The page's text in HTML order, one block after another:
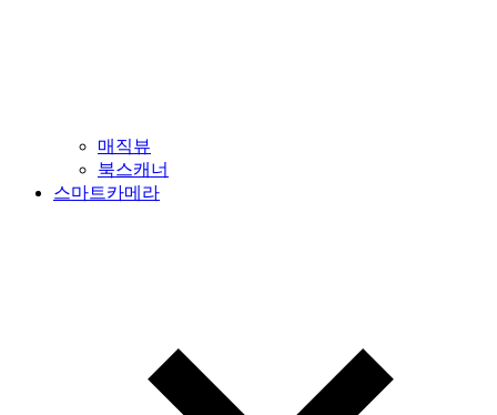
매직뷰
북스캐너
스마트카메라